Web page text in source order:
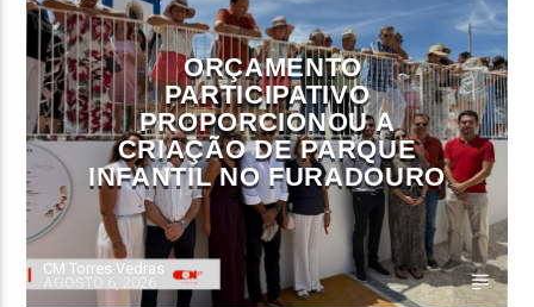
ORÇAMENTO
PARTICIPATIVO
PROPORCIONOU A
CRIAÇÃO DE PARQUE
INFANTIL NO FURADOURO
CM Torres Vedras